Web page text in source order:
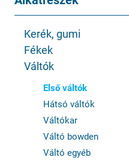
Kerék, gumi
Fékek
Váltók
Első váltók
Hátsó váltók
Váltókar
Váltó bowden
Váltó egyéb